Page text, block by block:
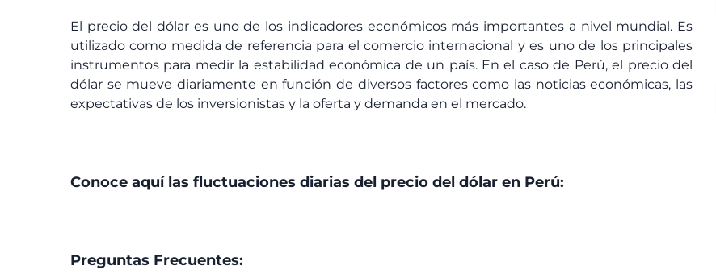
El precio del dólar es uno de los indicadores económicos más importantes a nivel mundial. Es
utilizado como medida de referencia para el comercio internacional y es uno de los principales
instrumentos para medir la estabilidad económica de un país. En el caso de Perú, el precio del
dólar se mueve diariamente en función de diversos factores como las noticias económicas, las
expectativas de los inversionistas y la oferta y demanda en el mercado.
Conoce aquí las fluctuaciones diarias del precio del dólar en Perú:
Preguntas Frecuentes: